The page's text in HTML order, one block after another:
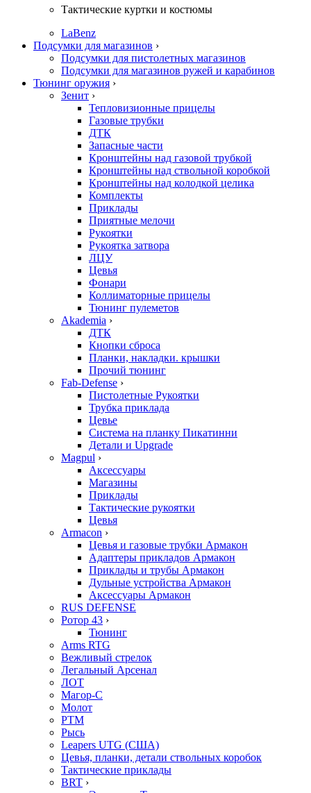
Тактические куртки и костюмы
LaBenz
Подсумки для магазинов ›
Подсумки для пистолетных магазинов
Подсумки для магазинов ружей и карабинов
Тюнинг оружия ›
Зенит ›
Тепловизионные прицелы
Газовые трубки
ДТК
Запасные части
Кронштейны над газовой трубкой
Кронштейны над ствольной коробкой
Кронштейны над колодкой целика
Комплекты
Приклады
Приятные мелочи
Рукоятки
Рукоятка затвора
ЛЦУ
Цевья
Фонари
Коллиматорные прицелы
Тюнинг пулеметов
Akademia ›
ДТК
Кнопки сброса
Планки, накладки. крышки
Прочий тюнинг
Fab-Defense ›
Пистолетные Рукоятки
Трубка приклада
Цевье
Система на планку Пикатинни
Детали и Upgrade
Magpul ›
Аксессуары
Магазины
Приклады
Тактические рукоятки
Цевья
Armacon ›
Цевья и газовые трубки Армакон
Адаптеры прикладов Армакон
Приклады и трубы Армакон
Дульные устройства Армакон
Аксессуары Армакон
RUS DEFENSE
Ротор 43 ›
Тюнинг
Arms RTG
Вежливый стрелок
Легальный Арсенал
ЛОТ
Магор-С
Молот
РТМ
Рысь
Leapers UTG (США)
Цевья, планки, детали ствольных коробок
Тактические приклады
BRT ›